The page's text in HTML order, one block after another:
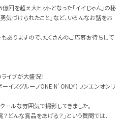
回を超え大ヒットとなった「イイじゃん」の秘
気づけられたこと」など、いろんなお話をお
ありますので、たくさんのご応募お待ちして
イブが大盛況！
ズグループONE N’ ONLY（ワンエンオンリ
ールな雰囲気で撮影してきました。
どんな賞品をあげる？」という質問では、